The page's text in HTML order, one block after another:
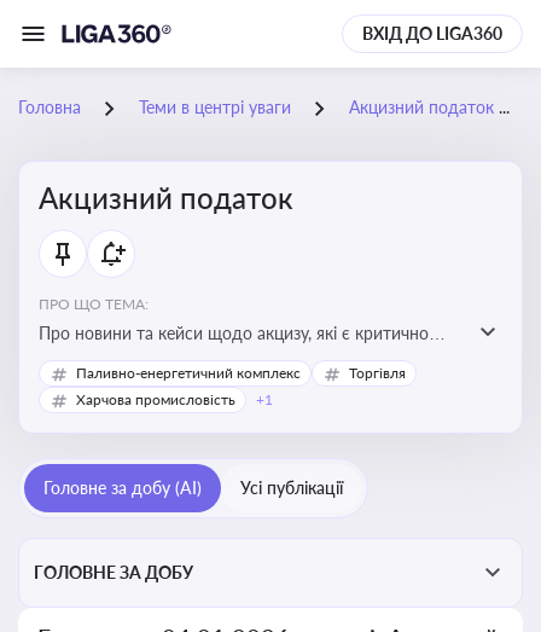
ВХІД ДО LIGA360
Головна Теми в центрі уваги Акцизний податок
Акцизний податок
ПРО ЩО ТЕМА:
Про новини та кейси щодо акцизу, які є критично
важливим для підприємств, які імпортують,
виробляють або реалізують підакцизну продукцію, з
Паливно-енергетичний комплекс
Торгівля
Харчова промисловість
+1
Головне за добу (AI) Усі публікації
ГОЛОВНЕ ЗА ДОБУ